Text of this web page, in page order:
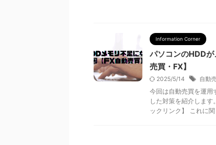
Information Corner
パソコンのHDD
売買・FX】
2025/5/14 自動
今回は自動売買を運用
した対策を紹介しま
ックリンク】 これに